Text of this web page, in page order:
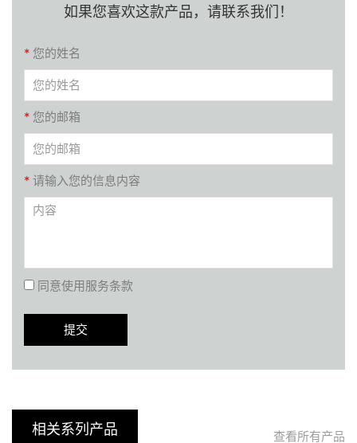
如果您喜欢这款产品，请联系我们！
* 您的姓名
* 您的邮箱
* 请输入您的信息内容
同意使用服务条款
相关系列产品 查看所有产品